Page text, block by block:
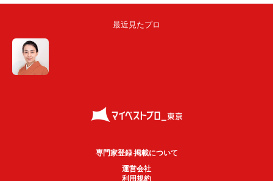
最近見たプロ
専門家登録·掲載について
運営会社
利用規約